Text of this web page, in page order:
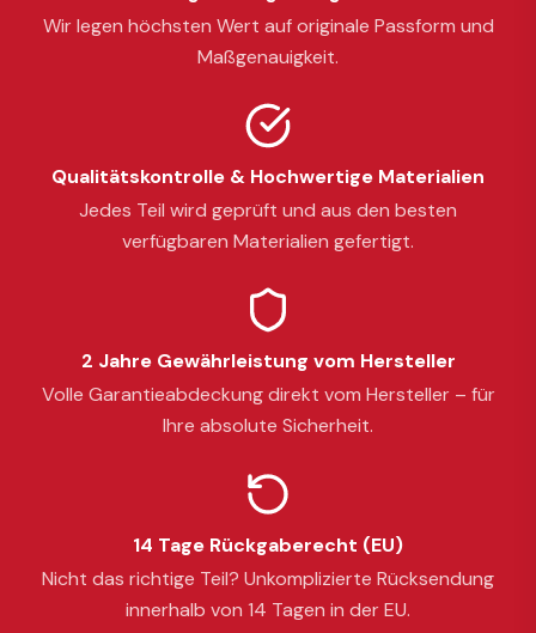
Wir legen höchsten Wert auf originale Passform und
Maßgenauigkeit.
Qualitätskontrolle & Hochwertige Materialien
Jedes Teil wird geprüft und aus den besten
verfügbaren Materialien gefertigt.
2 Jahre Gewährleistung vom Hersteller
Volle Garantieabdeckung direkt vom Hersteller – für
Ihre absolute Sicherheit.
14 Tage Rückgaberecht (EU)
Nicht das richtige Teil? Unkomplizierte Rücksendung
innerhalb von 14 Tagen in der EU.